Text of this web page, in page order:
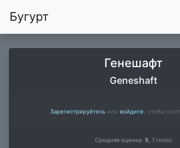
Бугурт
Генешафт
Geneshaft
Зарегистрируйтесьили войдите , чтобы
Средняя оценка: 5 1 голос